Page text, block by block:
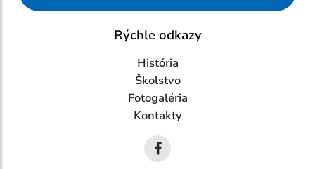
Rýchle odkazy
História
Školstvo
Fotogaléria
Kontakty